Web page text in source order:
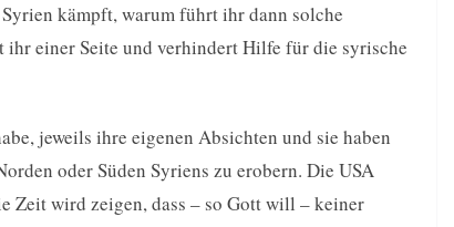
kämpft, warum führt ihr dann solche
einer Seite und verhindert Hilfe für die syrische
jeweils ihre eigenen Absichten und sie haben
oder Süden Syriens zu erobern. Die USA
Zeit wird zeigen, dass – so Gott will – keiner